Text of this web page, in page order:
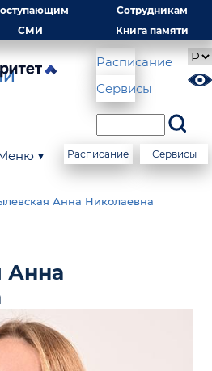
Сотрудникам
СМИ Книга памяти
Расписание
Сервисы
▼ Расписание Сервисы
Анна Николаевна
Анна